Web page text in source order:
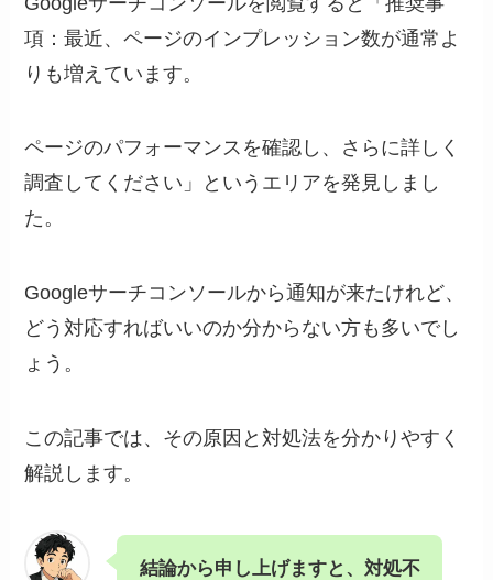
項：最近、ページのインプレッション数が通常よ
りも増えています。
ページのパフォーマンスを確認し、さらに詳しく
調査してください」というエリアを発見しまし
た。
Googleサーチコンソールから通知が来たけれど、
どう対応すればいいのか分からない方も多いでし
ょう。
この記事では、その原因と対処法を分かりやすく
解説します。
結論から申し上げますと、対処不